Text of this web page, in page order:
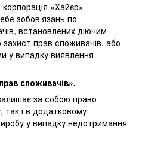
«Хайєр»
зобов’язань по
встановлених діючим
прав споживачів, або
у випадку виявлення
споживачів».
за собою право
так і в додатковому
у випадку недотримання